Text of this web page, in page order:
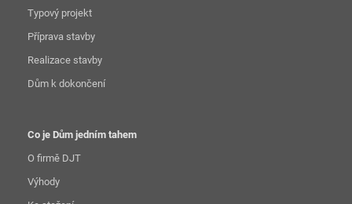
Typový projekt
Příprava stavby
Realizace stavby
Dům k dokončení
Co je Dům jedním tahem
O firmě DJT
Výhody